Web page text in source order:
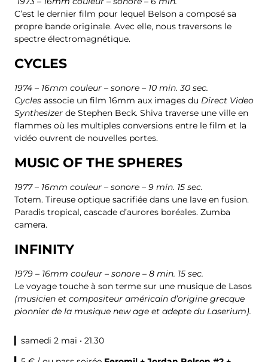
C’est le dernier film pour lequel Belson a composé sa
propre bande originale. Avec elle, nous traversons le
spectre électromagnétique.
CYCLES
1974 – 16mm couleur – sonore – 10 min. 30 sec.
Cycles associe un film 16mm aux images du Direct Video
Synthesizer de Stephen Beck. Shiva traverse une ville en
flammes où les multiples conversions entre le film et la
vidéo ouvrent de nouvelles portes.
MUSIC OF THE SPHERES
1977 – 16mm couleur – sonore – 9 min. 15 sec.
Totem. Tireuse optique sacrifiée dans une lave en fusion.
Paradis tropical, cascade d’aurores boréales. Zumba
camera.
INFINITY
1979 – 16mm couleur – sonore – 8 min. 15 sec.
Le voyage touche à son terme sur une musique de Lasos
(musicien et compositeur américain d’origine grecque
pionnier de la musique new age et adepte du Laserium).
▎samedi 2 mai • 21.30